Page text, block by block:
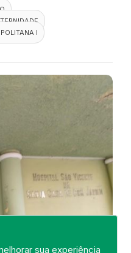
sua experiência
I